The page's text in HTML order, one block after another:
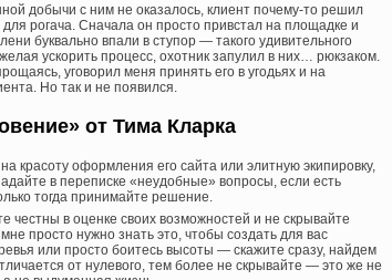
добычи с ним не оказалось, клиент почему-то решил
рогача. Сначала он просто привстал на площадке и
буквально впали в ступор — такого удивительного
ускорить процесс, охотник запулил в них… рюкзаком.
уговорил меня принять его в угодьях и на
Но так и не появился.
от Тима Кларка
красоту оформления его сайта или элитную экипировку,
в переписке «неудобные» вопросы, если есть
тогда принимайте решение.
честны в оценке своих возможностей и не скрывайте
просто нужно знать это, чтобы создать для вас
или просто боитесь высоты — скажите сразу, найдем
от нулевого, тем более не скрывайте — это же не